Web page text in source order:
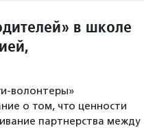
в школе
волонтеры»
о том, что ценности
партнерства между